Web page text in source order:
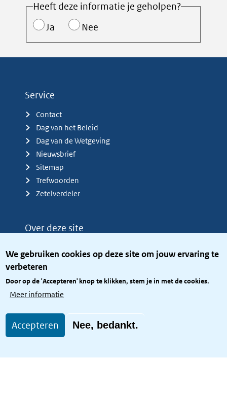
We gebruiken cookies op deze site om jouw ervaring te
verbeteren
Door op de 'Accepteren' knop te klikken, stem je in met de cookies.
Meer informatie
Accepteren Nee, bedankt.
Heeft deze informatie je geholpen?
Ja
Nee
Service
Contact
Dag van het Beleid
Dag van de Wetgeving
Nieuwsbrief
Sitemap
Trefwoorden
Zetelverdeler
Over deze site
Privacy
Toegang site openbaar
Toegankelijkheid